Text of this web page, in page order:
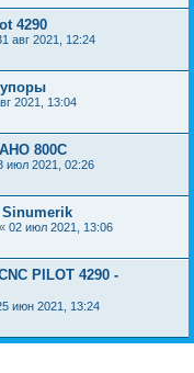
4290
авг 2021, 12:24
2021, 13:04
800C
июл 2021, 02:26
Sinumerik
« 02 июл 2021, 13:06
PILOT 4290 -
июн 2021, 13:24